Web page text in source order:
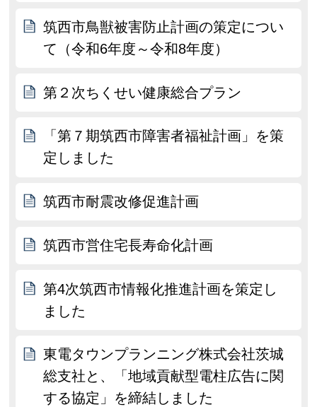
筑西市鳥獣被害防止計画の策定につい
て（令和6年度～令和8年度）
第２次ちくせい健康総合プラン
「第７期筑西市障害者福祉計画」を策
定しました
筑西市耐震改修促進計画
筑西市営住宅長寿命化計画
第4次筑西市情報化推進計画を策定し
ました
東電タウンプランニング株式会社茨城
総支社と、「地域貢献型電柱広告に関
する協定」を締結しました